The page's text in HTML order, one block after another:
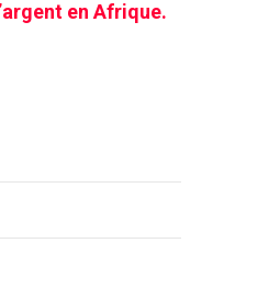
en Afrique.